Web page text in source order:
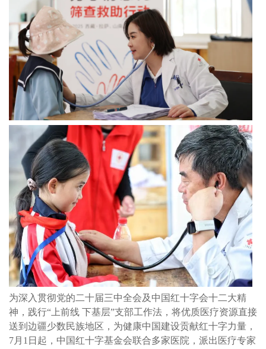
为深入贯彻党的二十届三中全会及中国红十字会十二大精
神，践行“上前线 下基层”支部工作法，将优质医疗资源直接
送到边疆少数民族地区，为健康中国建设贡献红十字力量，
7月1日起，中国红十字基金会联合多家医院，派出医疗专家